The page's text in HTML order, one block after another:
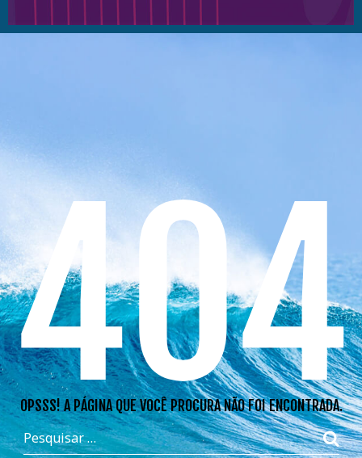
404
OPSSS! A PÁGINA QUE VOCÊ PROCURA NÃO FOI ENCONTRADA.